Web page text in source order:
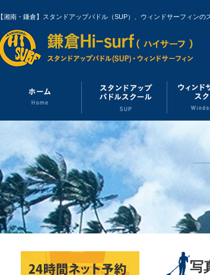
【湘南・鎌倉】スタンドアップパドル（SUP）、ウィンドサーフィン
写